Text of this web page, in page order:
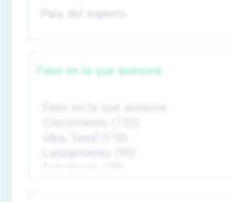
Fase en la que asesora